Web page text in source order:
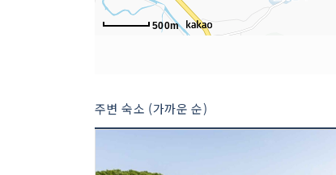
500m
주변 숙소 (가까운 순)